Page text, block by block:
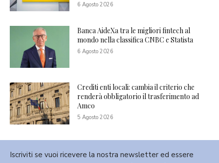
6 Agosto 2026
Banca AideXa tra le migliori fintech al
mondo nella classifica CNBC e Statista
6 Agosto 2026
Crediti enti locali: cambia il criterio che
renderà obbligatorio il trasferimento ad
Amco
5 Agosto 2026
Iscriviti se vuoi ricevere la nostra newsletter ed essere